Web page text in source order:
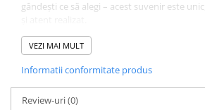
gândești ce să alegi – acest suvenir este
Ce face acest suvenir special?
din Oradea, fiecare produs este lucrat cu
autenticitatea locului.
Artă personalizată
VEZI MAI MULT
Informatii conformitate produs
Review-uri(0)